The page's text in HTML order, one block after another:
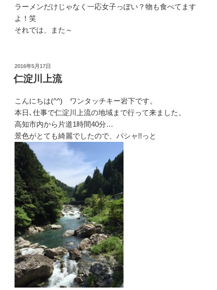
ラーメンだけじゃなく一応女子っぽい？物も食べてます
よ！笑
それでは、また～
投
稿
日:
2016年5月17日
仁淀川上流
こんにちは(^^) ワンタッチキー岩下です。
本日､仕事で仁淀川上流の地域まで行って来ました。
高知市内から片道1時間40分…
景色がとても綺麗でしたので、パシャ!!っと